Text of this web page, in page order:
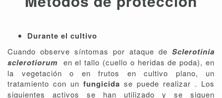
Durante el cultivo
Cuando observe síntomas por ataque de Sclerotinia
sclerotiorum
en el tallo (cuello o heridas de poda), en
la vegetación o en frutos en cultivo plano, un
tratamiento con un fungicida se puede realizar . Los
siguientes activos se han utilizado y se siguen